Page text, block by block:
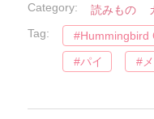
Category:
読みもの
Tag:
Hummingbird
パイ